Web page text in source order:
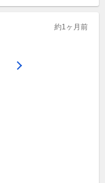
約1ヶ月前